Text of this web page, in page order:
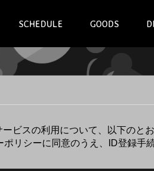
SCHEDULE GOODS
ビスの利用について、以下のと
リシーに同意のうえ、ID登録手